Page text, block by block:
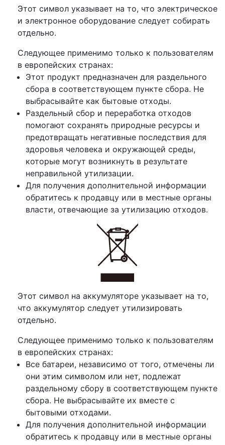
Этот символ указывает на то, что электрическое
и электронное оборудование следует собирать
отдельно.
Следующее применимо только к пользователям
в европейских странах:
Этот продукт предназначен для раздельного
сбора в соответствующем пункте сбора. Не
выбрасывайте как бытовые отходы.
Раздельный сбор и переработка отходов
помогают сохранять природные ресурсы и
предотвращать негативные последствия для
здоровья человека и окружающей среды,
которые могут возникнуть в результате
неправильной утилизации.
Для получения дополнительной информации
обратитесь к продавцу или в местные органы
власти, отвечающие за утилизацию отходов.
Этот символ на аккумуляторе указывает на то,
что аккумулятор следует утилизировать
отдельно.
Следующее применимо только к пользователям
в европейских странах:
Все батареи, независимо от того, отмечены ли
они этим символом или нет, подлежат
раздельному сбору в соответствующем пункте
сбора. Не выбрасывайте их вместе с
бытовыми отходами.
Для получения дополнительной информации
обратитесь к продавцу или в местные органы